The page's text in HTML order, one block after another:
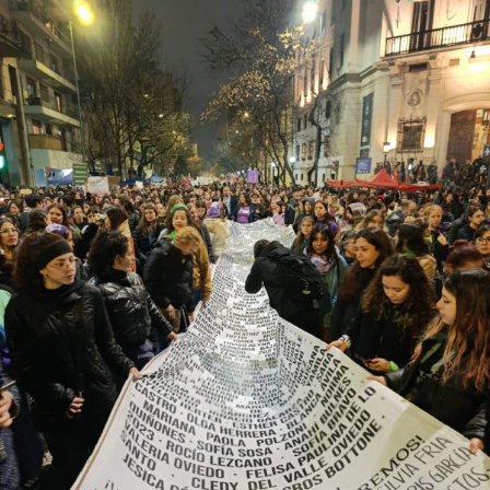
excepcional. El año pasado se registraron 227 crímenes
de odio contra personas lesbianas, gays, bisexuales,
trans (travestis, transexuales y transgéneros) y otras
identidades disidentes. Según el informe anual del
Observatorio Nacional de Crímenes de Odio LGBT+, fue
el año más violento desde la creación de este organismo,
con un crecimiento de más del 60% respecto de 2024,
cuando se habían registrado 140 casos. Se trata, dice el
relevamiento, de un aumento “abrupto, excepcional y
cualitativamente distinto a la progresión observada en
los años anteriores”.
La violencia por odio hacia el colectivo LGBT+ se
intensificó en un contexto de desmantelamiento de
políticas públicas, vaciamiento de organismos de
protección, paralización de la agenda legislativa en
materia de derechos y consolidación de discursos
fascistas que estigmatizan a la diversidad.